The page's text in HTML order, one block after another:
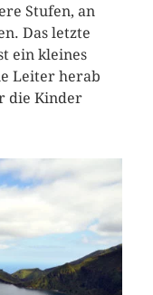
Stufen, an
Das letzte
ein kleines
Leiter herab
die Kinder